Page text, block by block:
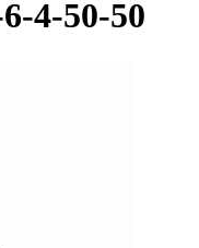
4-50-50